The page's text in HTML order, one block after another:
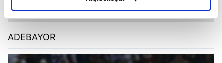
elimizden gelen çabayı gösterdiğimizi ve bu noktada,
reklamların maliyetlerimizi karşılamak noktasında tek gelir
kalemimiz olduğunu sizlere hatırlatmak isteriz.
Her halükârda, kullanıcılar, bu çerezlere izin vermedikleri
ADEBAYOR